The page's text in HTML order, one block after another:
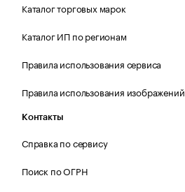
Каталог торговых марок
Каталог ИП по регионам
Правила использования сервиса
Правила использования изображений
Контакты
Справка по сервису
Поиск по ОГРН